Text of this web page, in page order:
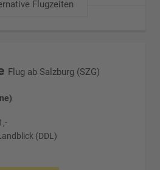
Flugzeiten
Flug ab Salzburg (SZG)
(DDL)